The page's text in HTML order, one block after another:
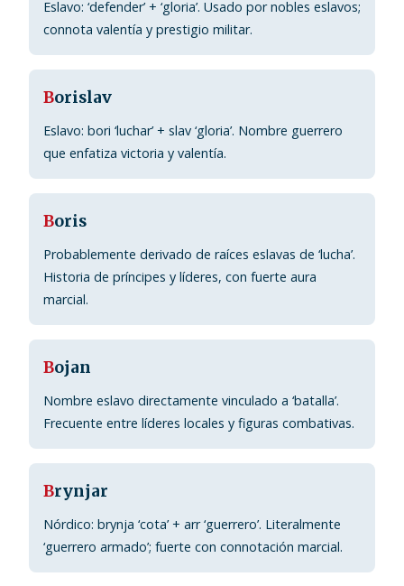
Eslavo: ‘defender’ + ‘gloria’. Usado por nobles eslavos;
connota valentía y prestigio militar.
Borislav
Eslavo: bori ‘luchar’ + slav ‘gloria’. Nombre guerrero
que enfatiza victoria y valentía.
Boris
Probablemente derivado de raíces eslavas de ‘lucha’.
Historia de príncipes y líderes, con fuerte aura
marcial.
Bojan
Nombre eslavo directamente vinculado a ‘batalla’.
Frecuente entre líderes locales y figuras combativas.
Brynjar
Nórdico: brynja ‘cota’ + arr ‘guerrero’. Literalmente
‘guerrero armado’; fuerte con connotación marcial.